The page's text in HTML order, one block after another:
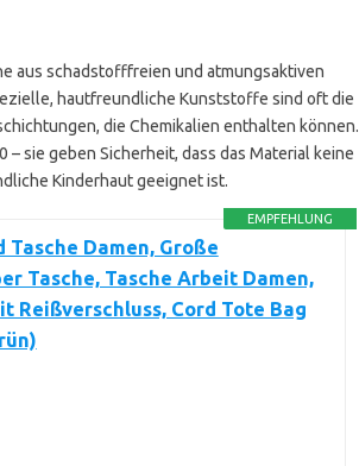
aus schadstofffreien und atmungsaktiven
hautfreundliche Kunststoffe sind oft die
die Chemikalien enthalten können.
sie geben Sicherheit, dass das Material keine
Kinderhaut geeignet ist.
EMPFEHLUNG
Tasche Damen, Große
Tasche, Tasche Arbeit Damen,
Reißverschluss, Cord Tote Bag